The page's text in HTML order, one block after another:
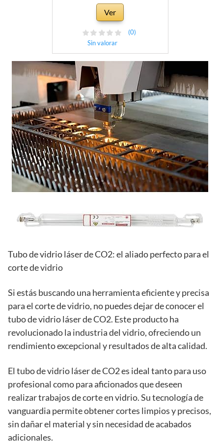
profesional, Uso de vidrio de alta
potencia para corte de vidrio
Uso de corte
Ver
Sin valorar
(0)
Tubo de vidrio láser de CO2: el aliado perfecto para el
corte de vidrio
Si estás buscando una herramienta eficiente y precisa
para el corte de vidrio, no puedes dejar de conocer el
tubo de vidrio láser de CO2. Este producto ha
revolucionado la industria del vidrio, ofreciendo un
rendimiento excepcional y resultados de alta calidad.
El tubo de vidrio láser de CO2 es ideal tanto para uso
profesional como para aficionados que deseen
realizar trabajos de corte en vidrio. Su tecnología de
vanguardia permite obtener cortes limpios y precisos,
sin dañar el material y sin necesidad de acabados
adicionales.